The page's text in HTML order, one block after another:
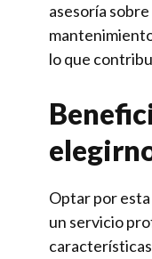
asesoría
lo que
Optar por
un servicio